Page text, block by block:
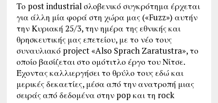
Το post industrial σλοβενικό συγκρότημα έρχεται
για άλλη μία φορά στη χώρα μας («Fuzz») αυτήν
την Κυριακή 25/3, την ημέρα της εθνικής και
θρησκευτικής μας επετείου, με το νέο τους
συναυλιακό project «Also Sprach Zaratustra», το
οποίο βασίζεται στο ομότιτλο έργο του Νίτσε.
Έχοντας καλλιεργήσει το θρύλο τους εδώ και
μερικές δεκαετίες, μέσα από την ανατροπή μιας
σειράς από δεδομένα στην pop και τη rock